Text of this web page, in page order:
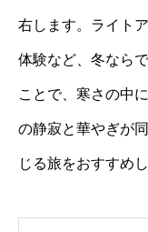
右します。ライト
体験など、冬なら
ことで、寒さの中
の静寂と華やぎが
じる旅をおすすめし